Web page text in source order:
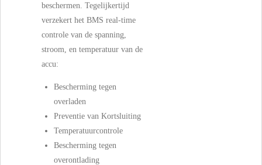
beschermen. Tegelijkertijd
verzekert het BMS real-time
controle van de spanning,
stroom, en temperatuur van de
accu:
Bescherming tegen
overladen
Preventie van Kortsluiting
Temperatuurcontrole
Bescherming tegen
overontlading